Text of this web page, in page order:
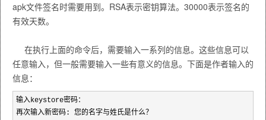
apk文件签名时需要用到。RSA表示密钥算法。30000表示签名的
有效天数。
在执行上面的命令后，需要输入一系列的信息。这些信息可以
任意输入，但一般需要输入一些有意义的信息。下面是作者输入的
信息：
输入keystore密码：
再次输入新密码: 您的名字与姓氏是什么？